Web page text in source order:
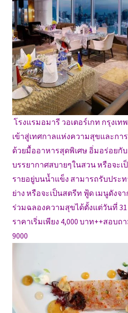
โรงแรมอมารี วอเตอร์เกท กรุงเ
เข้าสู่เทศกาลแห่งความสุขและกา
ด้วยมื้ออาหารสุดพิเศษ อิ่มอร่อยกั
บรรยากาศสบายๆในสวน หรือจะเ
รายอยู่บนน้ำแข็ง สามารถรับประ
ย่าง หรือจะเป็นสตรีท ฟู้ด เมนูดังจ
ร่วมฉลองความสุขได้ตั้งแต่วันที่
ราคาเริ่มเพียง 4,000 บาท++สอบถ
9000